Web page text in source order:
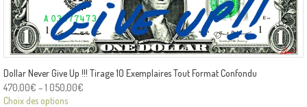
Dollar Never Give Up !!! Tirage 10 Exemplaires Tout Format Confondu
470,00€ –1 050,00€
Choix des options